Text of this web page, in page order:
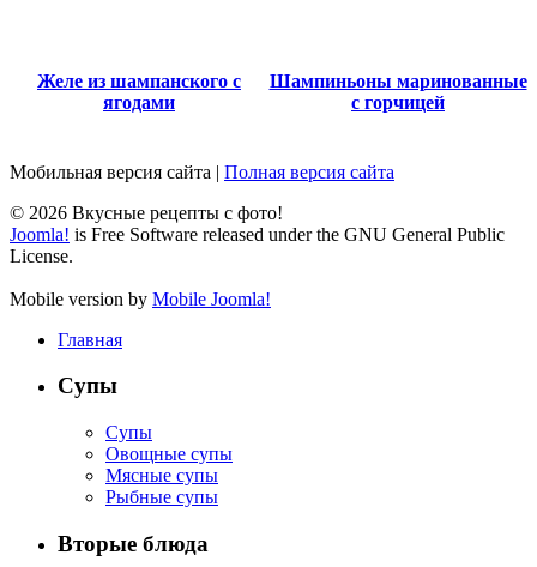
Желе из шампанского с
ягодами
Шампиньоны маринованные
с горчицей
Мобильная версия сайта | Полная версия сайта
© 2026 Вкусные рецепты с фото!
Joomla! is Free Software released under the GNU General Public
License.
Mobile version by Mobile Joomla!
Главная
Супы
Супы
Овощные супы
Мясные супы
Рыбные супы
Вторые блюда